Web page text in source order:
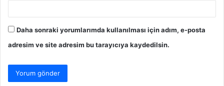
Daha sonraki yorumlarımda kullanılması için adım, e-posta
adresim ve site adresim bu tarayıcıya kaydedilsin.